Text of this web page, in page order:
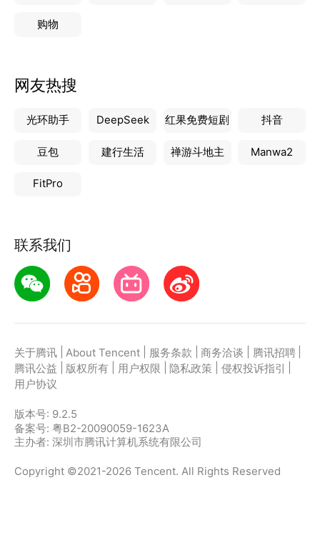
购物
网友热搜
光环助手 DeepSeek 红果免费短剧 抖音
豆包 建行生活 禅游斗地主 Manwa2
FitPro
联系我们
关于腾讯 About Tencent 服务条款 商务洽谈 腾讯招聘
腾讯公益
版权所有 用户权限 隐私政策 侵权投诉指引
用户协议
版本号: 9.2.5
备案号: 粤B2-20090059-1623A
主办者: 深圳市腾讯计算机系统有限公司
Copyright ©2021-2026 Tencent. All Rights Reserved